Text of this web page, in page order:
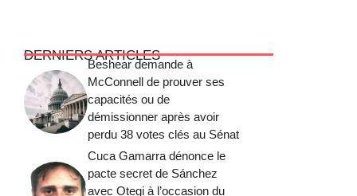
DERNIERS ARTICLES
Beshear demande à
McConnell de prouver ses
capacités ou de
démissionner après avoir
perdu 38 votes clés au Sénat
Cuca Gamarra dénonce le
pacte secret de Sánchez
avec Otegi à l’occasion du